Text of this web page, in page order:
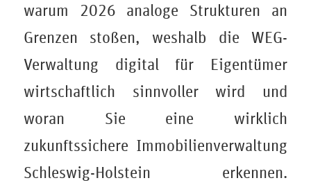
warum 2026 analoge Strukturen an
Grenzen stoßen, weshalb die WEG-
Verwaltung digital für Eigentümer
wirtschaftlich sinnvoller wird und
woran Sie eine wirklich
zukunftssichere Immobilienverwaltung
Schleswig-Holstein erkennen.